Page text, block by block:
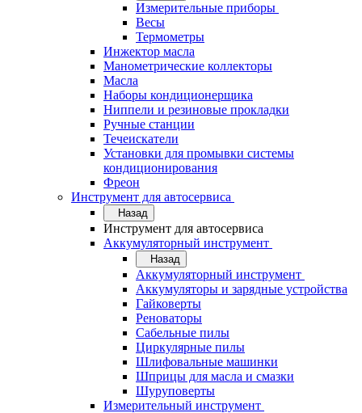
Измерительные приборы
Весы
Термометры
Инжектор масла
Манометрические коллекторы
Масла
Наборы кондиционерщика
Ниппели и резиновые прокладки
Ручные станции
Течеискатели
Установки для промывки системы
кондиционирования
Фреон
Инструмент для автосервиса
Назад
Инструмент для автосервиса
Аккумуляторный инструмент
Назад
Аккумуляторный инструмент
Аккумуляторы и зарядные устройства
Гайковерты
Реноваторы
Сабельные пилы
Циркулярные пилы
Шлифовальные машинки
Шприцы для масла и смазки
Шуруповерты
Измерительный инструмент